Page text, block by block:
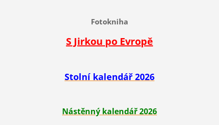
Fotokniha
S Jirkou po Evropě
Stolní kalendář 2026
Nástěnný kalendář 2026